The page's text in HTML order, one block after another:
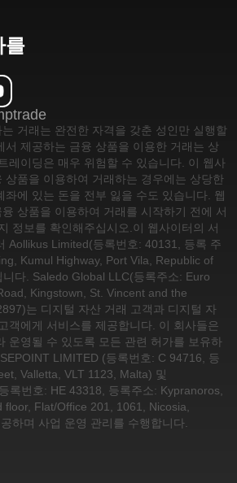
를
거래는 완전한 자격을 갖춘 성인만 실행할
서 제공하는 금융 상품을 이용한 거래는 상
레이딩은 매우 위험할 수 있습니다. 이 웹사
상품을 이용하여 거래하는 경우에는 상당한
좌에 있는 돈을 전부 잃을 수도 있습니다. 웹
상품을 이용하여 거래를 시작하기 전에 서
정보를 확인해주십시오.이 웹사이터의 서
Aollikus Limited(등록번호: 40131, 등록 주
Kumul Highway, Port Vila, Republic of
다. Saledo Global LLC(등록주소: Euro
Kingstown, St. Vincent and the
는 디지털 자산 거래 고객과 디지털 자
객에게 서비스를 제공합니다. 이 회사들은
운영될 수 있도록 모든 관련 허가를 보유하
LIMITED (등록번호: C 94716, 등
Valletta, VLT 1123, Malta) 및
록번호: HE 43318, 등록주소: Kypranoros,
floor, Flat/Office 201, 1061, Nicosia,
하며 사업 운영 관리를 수행합니다.